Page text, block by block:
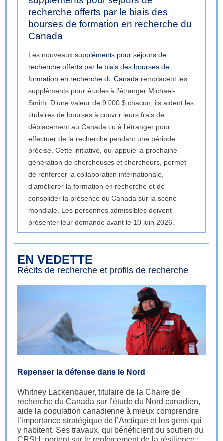
recherche offerts par le biais des
bourses de formation en recherche du
Canada
Les nouveaux suppléments pour séjours de
recherche offerts par le biais des bourses de
formation en recherche du Canada remplacent les
suppléments pour études à l’étranger Michael-
Smith. D’une valeur de 9 000 $ chacun, ils aident les
titulaires de bourses à couvrir leurs frais de
déplacement au Canada ou à l’étranger pour
effectuer de la recherche pendant une période
précise. Cette initiative, qui appuie la prochaine
génération de chercheuses et chercheurs, permet
de renforcer la collaboration internationale,
d’améliorer la formation en recherche et de
consolider la présence du Canada sur la scène
mondiale. Les personnes admissibles doivent
présenter leur demande avant le 10 juin 2026.
EN VEDETTE
Récits de recherche et profils de recherche
Repenser la défense dans le Nord
Whitney Lackenbauer, titulaire de la Chaire de
recherche du Canada sur l’étude du Nord canadien,
aide la population canadienne à mieux comprendre
l’importance stratégique de l’Arctique et les gens qui
y habitent. Ses travaux, qui bénéficient du soutien du
CRSH, portent sur le renforcement de la résilience :